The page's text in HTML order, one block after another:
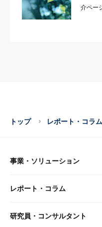
介ペー
トップ レポート・コラム
事業・ソリューション
事業・ソリューション ト
リサーチ
レポート・コラム
レポート・コラム トップ
研究員・コンサルタント